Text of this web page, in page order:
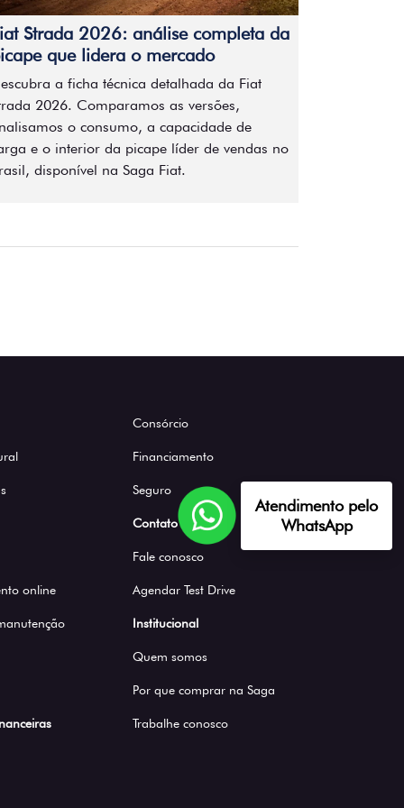
Strada 2026: análise completa da
que lidera o mercado
a ficha técnica detalhada da Fiat
2026. Comparamos as versões,
o consumo, a capacidade de
e o interior da picape líder de vendas no
disponível na Saga Fiat.
online
Consórcio
Financiamento
Seguro
Contato
Fale conosco
Agendar Test Drive
Institucional
Quem somos
Por que comprar na Saga
Trabalhe conosco
Atendimento pelo
WhatsApp